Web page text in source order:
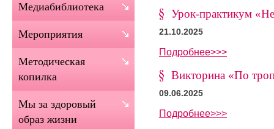
Урок-практикум
21.10.2025
Подробнее>>>
Викторина «По
09.06.2025
Подробнее>>>
Медиабиблиотека
Мероприятия
Методическая
копилка
Мы за здоровый
образ жизни